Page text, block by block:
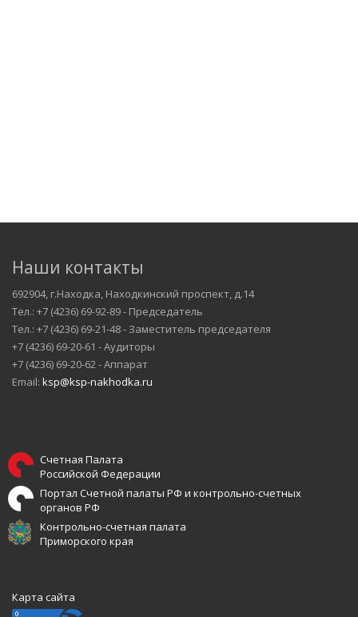
Наши контакты
692904, г.Находка, Находкинский проспект, д.14
Тел.: +7 (4236) 69-92-89 - Председатель
Тел.: +7 (4236) 69-21-48 - Заместитель председателя
+7 (4236) 69-20-61 - Аудиторы
+7 (4236) 69-20-62 - Аппарат
Email: ksp@ksp-nakhodka.ru
Счетная Палата
Российской Федерации
Портал Счетной палаты РФ и контрольно-счетных
органов РФ
Контрольно-счетная палата
Приморского края
Карта сайта